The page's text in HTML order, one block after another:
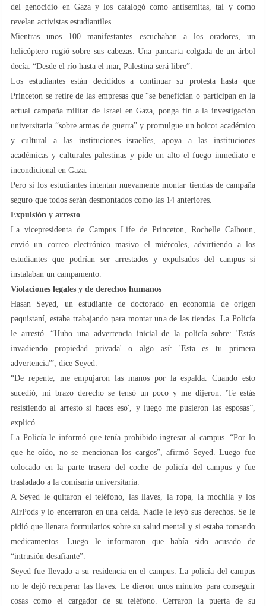
del genocidio en Gaza y los catalogó como antisemitas, tal y como
revelan activistas estudiantiles.
Mientras unos 100 manifestantes escuchaban a los oradores, un
helicóptero rugió sobre sus cabezas. Una pancarta colgada de un árbol
decía: “Desde el río hasta el mar, Palestina será libre”.
Los estudiantes están decididos a continuar su protesta hasta que
Princeton se retire de las empresas que “se benefician o participan en la
actual campaña militar de Israel en Gaza, ponga fin a la investigación
universitaria “sobre armas de guerra” y promulgue un boicot académico
y cultural a las instituciones israelíes, apoya a las instituciones
académicas y culturales palestinas y pide un alto el fuego inmediato e
incondicional en Gaza.
Pero si los estudiantes intentan nuevamente montar tiendas de campaña
seguro que todos serán desmontados como las 14 anteriores.
Expulsión y arresto
La vicepresidenta de Campus Life de Princeton, Rochelle Calhoun,
envió un correo electrónico masivo el miércoles, advirtiendo a los
estudiantes que podrían ser arrestados y expulsados ​​del campus si
instalaban un campamento.
Violaciones legales y de derechos humanos
Hasan Seyed, un estudiante de doctorado en economía de origen
paquistaní, estaba trabajando para montar una de las tiendas. La Policía
le arrestó. “Hubo una advertencia inicial de la policía sobre: ​​'Estás
invadiendo propiedad privada' o algo así: 'Esta es tu primera
advertencia'”, dice Seyed.
“De repente, me empujaron las manos por la espalda. Cuando esto
sucedió, mi brazo derecho se tensó un poco y me dijeron: 'Te estás
resistiendo al arresto si haces eso', y luego me pusieron las esposas”,
explicó.
La Policía le informó que tenía prohibido ingresar al campus. “Por lo
que he oído, no se mencionan los cargos”, afirmó Seyed. Luego fue
colocado en la parte trasera del coche de policía del campus y fue
trasladado a la comisaría universitaria.
A Seyed le quitaron el teléfono, las llaves, la ropa, la mochila y los
AirPods y lo encerraron en una celda. Nadie le leyó sus derechos. Se le
pidió que llenara formularios sobre su salud mental y si estaba tomando
medicamentos. Luego le informaron que había sido acusado de
“intrusión desafiante”.
Seyed fue llevado a su residencia en el campus. La policía del campus
no le dejó recuperar las llaves. Le dieron unos minutos para conseguir
cosas como el cargador de su teléfono. Cerraron la puerta de su